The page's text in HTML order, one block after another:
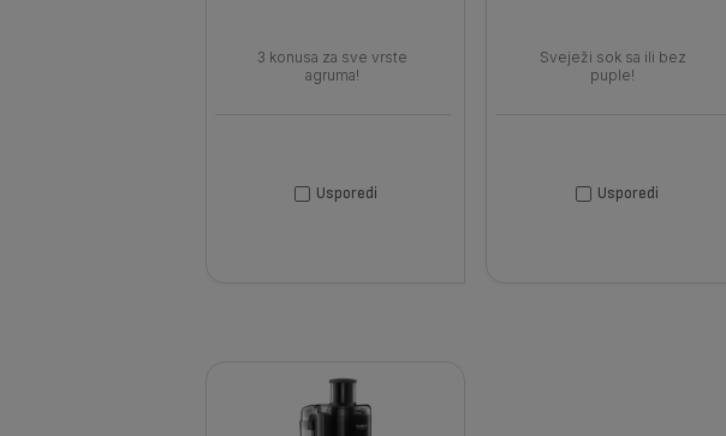
3 konusa za sve vrste
agruma!
Usporedi
Sveježi sok sa ili bez
puple!
Usporedi